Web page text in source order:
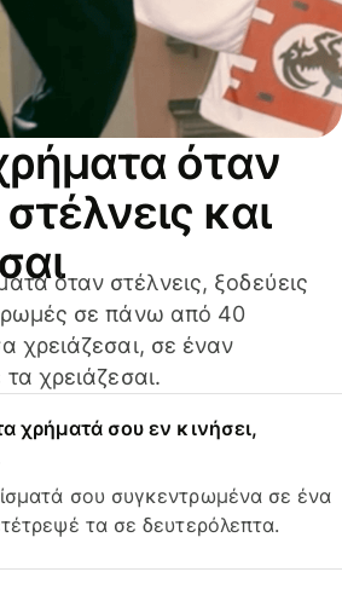
όταν
και
όταν στέλνεις, ξοδεύεις
σε πάνω από 40
χρειάζεσαι, σε έναν
χρειάζεσαι.
χρήματά σου εν κινήσει,
σου συγκεντρωμένα σε ένα
τα σε δευτερόλεπτα.